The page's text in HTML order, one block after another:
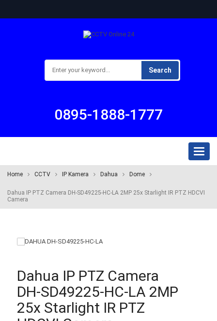
Search
0895-1888-1777
Home CCTV IP Kamera Dahua Dome
Dahua IP PTZ Camera DH-SD49225-HC-LA 2MP 25x Starlight IR PTZ HDCVI
Camera
Dahua IP PTZ Camera
DH-SD49225-HC-LA 2MP
25x Starlight IR PTZ